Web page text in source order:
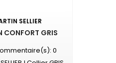
SELLIER
CONFORT GRIS
0